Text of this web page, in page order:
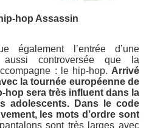
hop Assassin
également l’entrée d’une
aussi controversée que la
: le hip-hop. Arrivé
la tournée européenne de
hop sera très influent dans la
adolescents. Dans le code
les mots d’ordre sont
sont très larges avec